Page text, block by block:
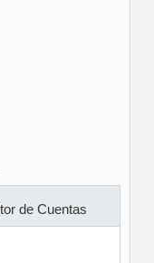
de Cuentas